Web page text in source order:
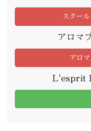
スクー
アロマ
アロ
L'esprit